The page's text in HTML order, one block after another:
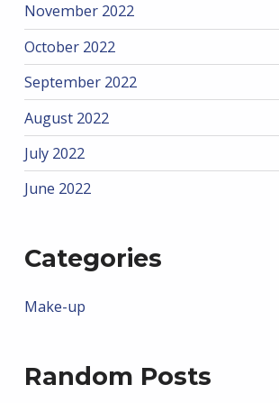
November 2022
October 2022
September 2022
August 2022
July 2022
June 2022
Categories
Make-up
Random Posts